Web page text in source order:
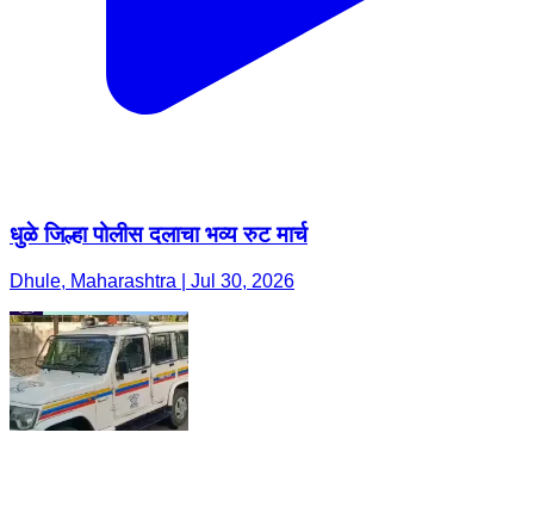
धुळे जिल्हा पोलीस दलाचा भव्य रुट मार्च
Dhule, Maharashtra | Jul 30, 2026